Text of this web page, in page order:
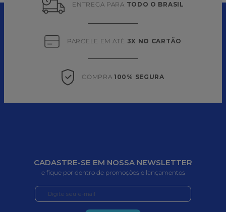
ENTREGA PARA TODO O BRASIL
PARCELE EM ATÉ 3X NO CARTÃO
COMPRA 100% SEGURA
CADASTRE-SE EM NOSSA NEWSLETTER
e fique por dentro de promoções e lançamentos